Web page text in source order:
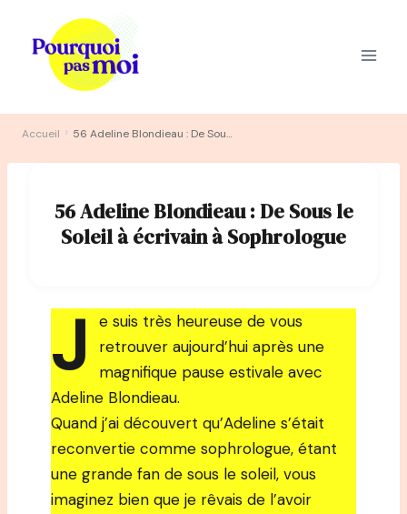
contenu
Accueil › 56 Adeline Blondieau : De Sous le Soleil à écrivain à Sophrologue
56 Adeline Blondieau : De Sous le
Soleil à écrivain à Sophrologue
J
e suis très heureuse de vous
retrouver aujourd’hui après une
magnifique pause estivale avec
Adeline Blondieau.
Quand j’ai découvert qu’Adeline s’était
reconvertie comme sophrologue, étant
une grande fan de sous le soleil, vous
imaginez bien que je rêvais de l’avoir